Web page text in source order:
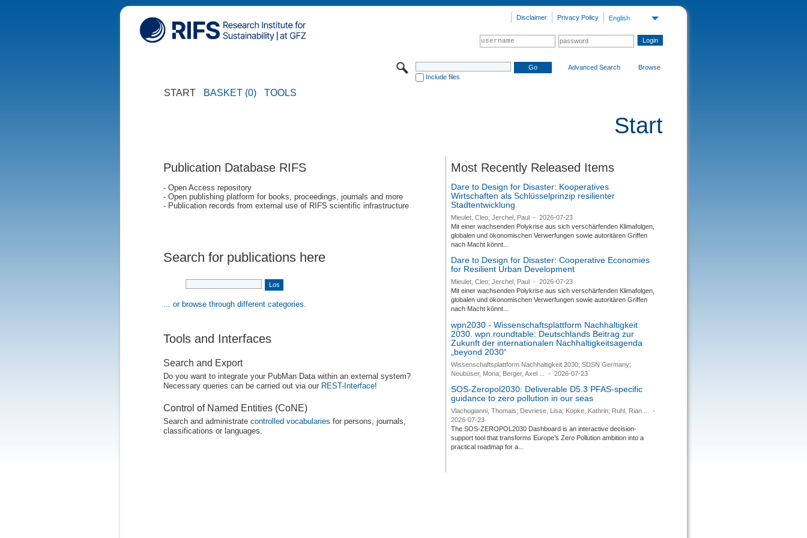
English
Privacy Policy
Disclaimer
Include files
Advanced Search Browse
START BASKET (0) TOOLS
Start
Publication Database RIFS
- Open Access repository
- Open publishing platform for books, proceedings, journals and more
- Publication records from external use of RIFS scientific infrastructure
Search for publications here
... or browse through different categories.
Tools and Interfaces
Search and Export
Do you want to integrate your PubMan Data within an external system?
Necessary queries can be carried out via our REST-Interface!
Control of Named Entities (CoNE)
Search and administrate controlled vocabularies for persons, journals,
classifications or languages.
Most Recently Released Items
Dare to Design for Disaster: Kooperatives
Wirtschaften als Schlüsselprinzip resilienter
Stadtentwicklung
Mieulet, Cleo; Jerchel, Paul -
2026-07-23
Mit einer wachsenden Polykrise aus sich verschärfenden Klimafolgen,
globalen und ökonomischen Verwerfungen sowie autoritären Griffen
nach Macht könnt...
Dare to Design for Disaster: Cooperative Economies
for Resilient Urban Development
Mieulet, Cleo; Jerchel, Paul -
2026-07-23
Mit einer wachsenden Polykrise aus sich verschärfenden Klimafolgen,
globalen und ökonomischen Verwerfungen sowie autoritären Griffen
nach Macht könnt...
wpn2030 - Wissenschaftsplattform Nachhaltigkeit
2030. wpn.roundtable: Deutschlands Beitrag zur
Zukunft der internationalen Nachhaltigkeitsagenda
„beyond 2030“
Wissenschaftsplattform Nachhaltigkeit 2030; SDSN Germany;
Neubüser, Mona; Berger, Axel ...
- 2026-07-23
SOS-Zeropol2030: Deliverable D5.3 PFAS-specific
guidance to zero pollution in our seas
Vlachogianni, Thomais; Devriese, Lisa; Kopke, Kathrin; Ruhl, Rian ...
-
2026-07-23
The SOS-ZEROPOL2030 Dashboard is an interactive decision-
support tool that transforms Europe’s Zero Pollution ambition into a
practical roadmap for a...